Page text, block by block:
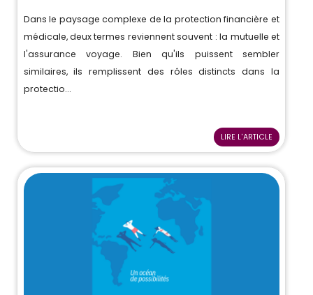
Dans le paysage complexe de la protection financière et
médicale, deux termes reviennent souvent : la mutuelle et
l'assurance voyage. Bien qu'ils puissent sembler
similaires, ils remplissent des rôles distincts dans la
protectio...
LIRE L'ARTICLE